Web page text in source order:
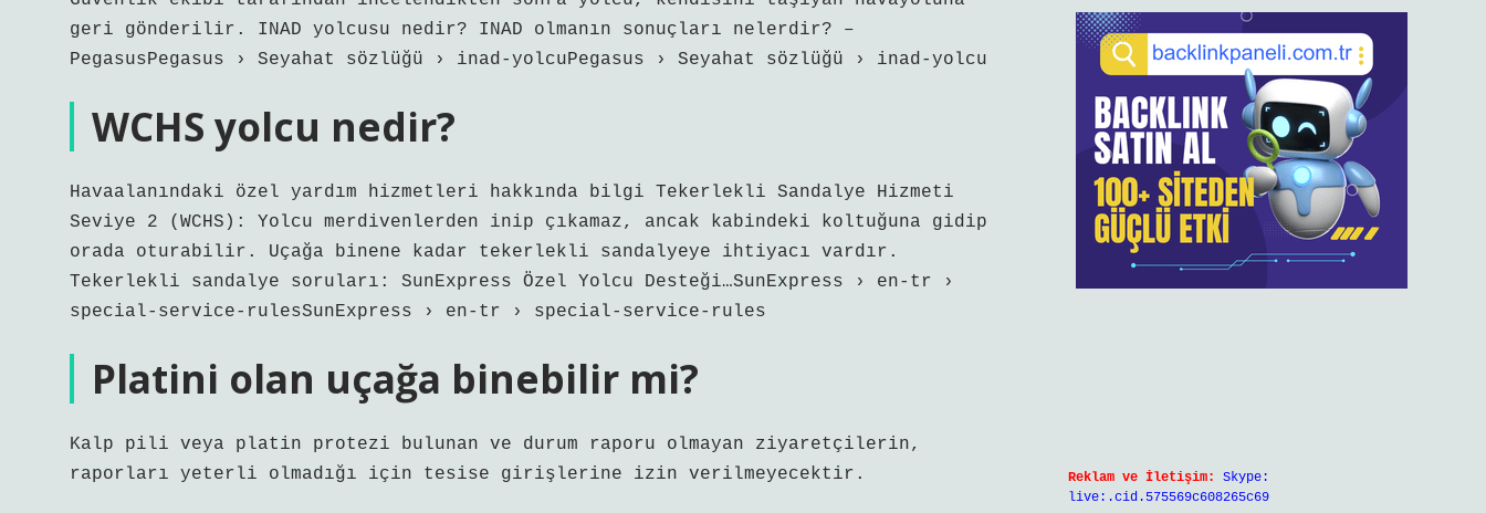
geri gönderilir. INAD yolcusu nedir? INAD olmanın sonuçları nelerdir? –
PegasusPegasus › Seyahat sözlüğü › inad-yolcuPegasus › Seyahat sözlüğü › inad-yolcu
WCHS yolcu nedir?
Havaalanındaki özel yardım hizmetleri hakkında bilgi Tekerlekli Sandalye Hizmeti
Seviye 2 (WCHS): Yolcu merdivenlerden inip çıkamaz, ancak kabindeki koltuğuna gidip
orada oturabilir. Uçağa binene kadar tekerlekli sandalyeye ihtiyacı vardır.
Tekerlekli sandalye soruları: SunExpress Özel Yolcu Desteği…SunExpress › en-tr ›
special-service-rulesSunExpress › en-tr › special-service-rules
Platini olan uçağa binebilir mi?
Kalp pili veya platin protezi bulunan ve durum raporu olmayan ziyaretçilerin,
raporları yeterli olmadığı için tesise girişlerine izin verilmeyecektir.
Reklam ve İletişim:
Skype:
live:.cid.575569c608265c69